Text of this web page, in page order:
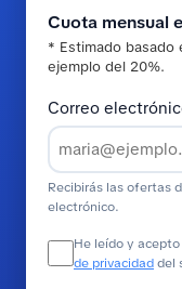
Cuota mensual
* Estimado basado
ejemplo del 20%.
Correo
Recibirás las ofertas
electrónico.
He leído y
de privacidaddel